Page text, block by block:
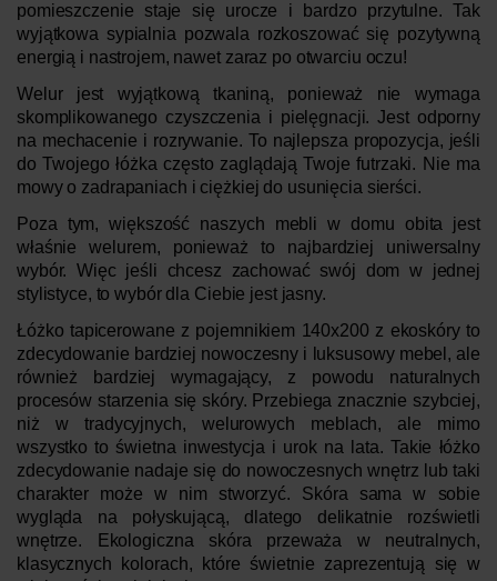
pomieszczenie staje się urocze i bardzo przytulne. Tak
wyjątkowa sypialnia pozwala rozkoszować się pozytywną
energią i nastrojem, nawet zaraz po otwarciu oczu!
Welur jest wyjątkową tkaniną, ponieważ nie wymaga
skomplikowanego czyszczenia i pielęgnacji. Jest odporny
na mechacenie i rozrywanie. To najlepsza propozycja, jeśli
do Twojego łóżka często zaglądają Twoje futrzaki. Nie ma
mowy o zadrapaniach i ciężkiej do usunięcia sierści.
Poza tym, większość naszych mebli w domu obita jest
właśnie welurem, ponieważ to najbardziej uniwersalny
wybór. Więc jeśli chcesz zachować swój dom w jednej
stylistyce, to wybór dla Ciebie jest jasny.
Łóżko tapicerowane z pojemnikiem 140x200 z ekoskóry to
zdecydowanie bardziej nowoczesny i luksusowy mebel, ale
również bardziej wymagający, z powodu naturalnych
procesów starzenia się skóry. Przebiega znacznie szybciej,
niż w tradycyjnych, welurowych meblach, ale mimo
wszystko to świetna inwestycja i urok na lata. Takie łóżko
zdecydowanie nadaje się do nowoczesnych wnętrz lub taki
charakter może w nim stworzyć. Skóra sama w sobie
wygląda na połyskującą, dlatego delikatnie rozświetli
wnętrze. Ekologiczna skóra przeważa w neutralnych,
klasycznych kolorach, które świetnie zaprezentują się w